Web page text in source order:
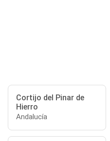
Cortijo del Pinar de
Hierro
Andalucía